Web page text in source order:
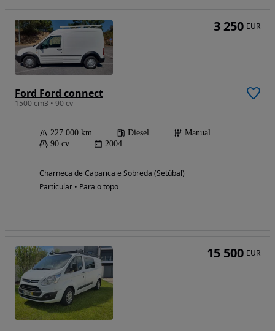
Ford Ford connect
1500 cm3 • 90 cv
227 000 km Diesel
Manual
90 cv
2004
Charneca de Caparica e Sobreda (Setúbal)
Particular • Para o topo
3 250 EUR
15 500 EUR